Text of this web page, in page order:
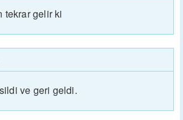
tekrar gelir ki
ve geri geldi.